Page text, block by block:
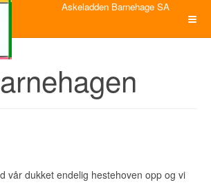
Askeladden Barnehage SA
vår dukket endelig hestehoven opp og vi